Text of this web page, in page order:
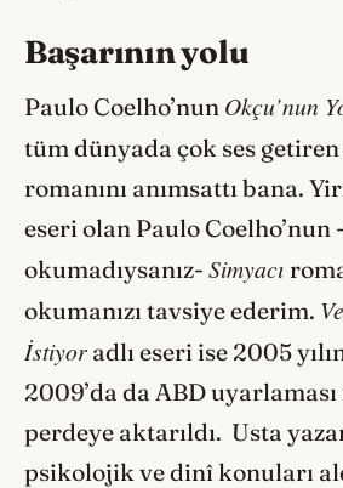
Başarının yolu
Paulo Coelho’nun Okçu’nun
tüm dünyada çok ses getiren
romanını anımsattı bana.
eseri olan Paulo Coelho’nun
okumadıysanız- Simyacı
okumanızı tavsiye ederim.
İstiyor adlı eseri ise 2005
2009’da da ABD
perdeye aktarıldı. Usta
psikolojik ve dinî konuları